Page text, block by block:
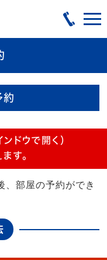
約
ドウで開く）
す。
、部屋の予約ができ